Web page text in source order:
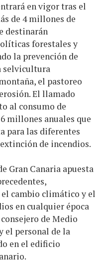
en vigor tras el
de 4 millones de
destinarán
forestales y
la prevención de
selvicultura
el pastoreo
El llamado
al consumo de
millones anuales que
para las diferentes
de incendios.
Gran Canaria apuesta
cambio climático y el
en cualquier época
de Medio
el personal de la
en el edificio